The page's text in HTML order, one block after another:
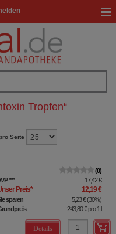
Tropfen“
Seite
0
*** 17,42 €
Preis* 12,19 €
sparen 5,23 €(30%)
243,80 €pro 1 l
Details